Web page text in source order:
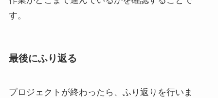
す。
最後にふり返る
プロジェクトが終わったら、ふり返りを行いま